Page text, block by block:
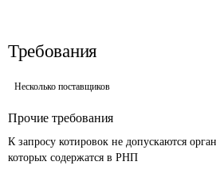
Требования
Несколько поставщиков
Прочие требования
К запросу котировок не допускаются
которых содержатся в РНП